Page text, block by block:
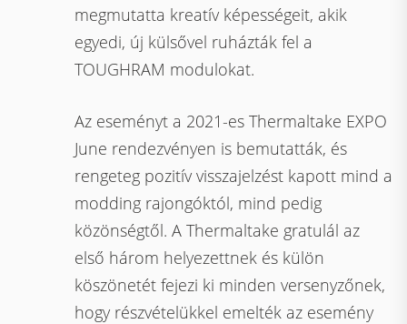
megmutatta kreatív képességeit, akik
egyedi, új külsővel ruházták fel a
TOUGHRAM modulokat.
Az eseményt a 2021-es Thermaltake EXPO
June rendezvényen is bemutatták, és
rengeteg pozitív visszajelzést kapott mind a
modding rajongóktól, mind pedig
közönségtől. A Thermaltake gratulál az
első három helyezettnek és külön
köszönetét fejezi ki minden versenyzőnek,
hogy részvételükkel emelték az esemény